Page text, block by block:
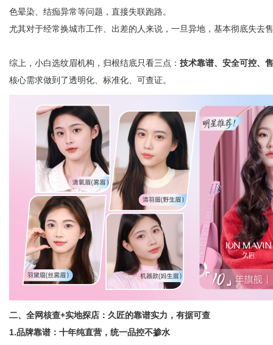
色晕染、结痂异常等问题，直接失联跑路。
尤其对于经常换城市工作、出差的人来说，一旦异地，基本彻底失去
综上，小白选纹眉机构，归根结底只看三点： 技术靠谱、安全可控、
核心需求做到了透明化、标准化、可查证。
二、全网核查+实地探店：久匠的靠谱实力，有据可查
1.品牌靠谱：十年纯直营，统一品控不掺水